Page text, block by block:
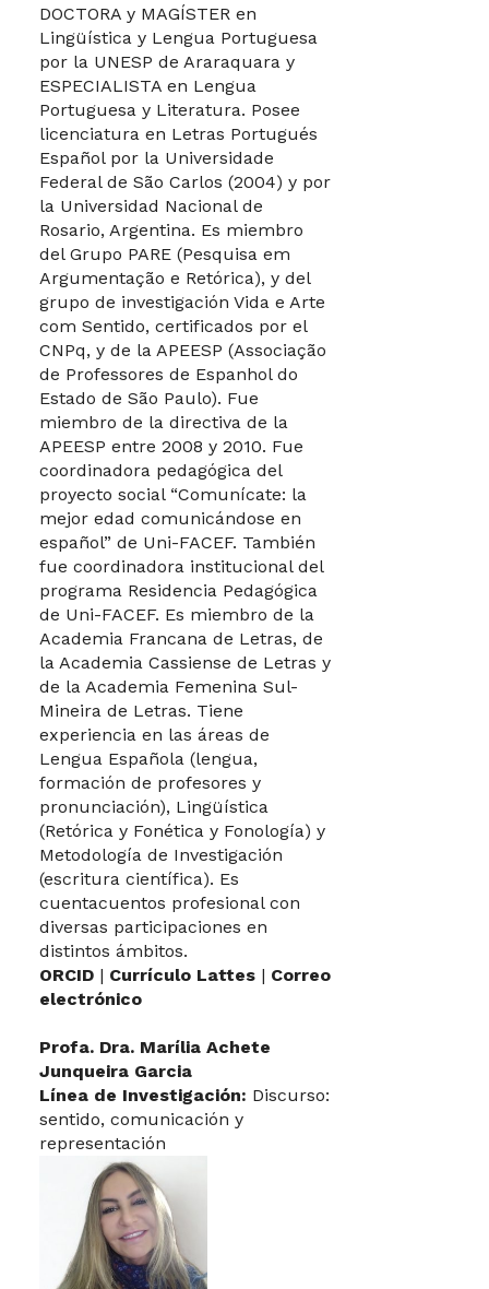
DOCTORA y MAGÍSTER en
Lingüística y Lengua Portuguesa
por la UNESP de Araraquara y
ESPECIALISTA en Lengua
Portuguesa y Literatura. Posee
licenciatura en Letras Portugués
Español por la Universidade
Federal de São Carlos (2004) y por
la Universidad Nacional de
Rosario, Argentina. Es miembro
del Grupo PARE (Pesquisa em
Argumentação e Retórica), y del
grupo de investigación Vida e Arte
com Sentido, certificados por el
CNPq, y de la APEESP (Associação
de Professores de Espanhol do
Estado de São Paulo). Fue
miembro de la directiva de la
APEESP entre 2008 y 2010. Fue
coordinadora pedagógica del
proyecto social “Comunícate: la
mejor edad comunicándose en
español” de Uni-FACEF. También
fue coordinadora institucional del
programa Residencia Pedagógica
de Uni-FACEF. Es miembro de la
Academia Francana de Letras, de
la Academia Cassiense de Letras y
de la Academia Femenina Sul-
Mineira de Letras. Tiene
experiencia en las áreas de
Lengua Española (lengua,
formación de profesores y
pronunciación), Lingüística
(Retórica y Fonética y Fonología) y
Metodología de Investigación
(escritura científica). Es
cuentacuentos profesional con
diversas participaciones en
distintos ámbitos.
ORCID | Currículo Lattes | Correo
electrónico
Profa. Dra. Marília Achete
Junqueira Garcia
Línea de Investigación: Discurso:
sentido, comunicación y
representación